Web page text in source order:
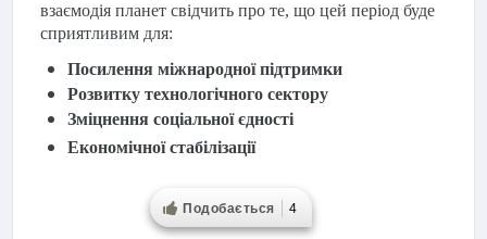
взаємодія планет свідчить про те, що цей період буде
сприятливим для:
Посилення міжнародної підтримки
Розвитку технологічного сектору
Зміцнення соціальної єдності
Економічної стабілізації
Подобається 4